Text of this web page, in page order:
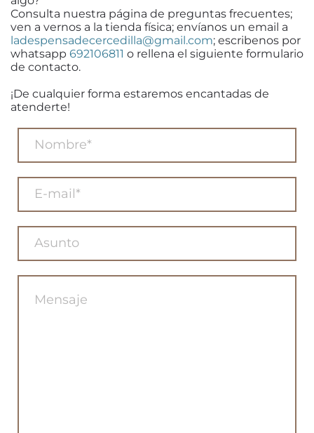
Consulta nuestra página de preguntas frecuentes;
ven a vernos a la tienda física; envíanos un email a
ladespensadecercedilla@gmail.com; escribenos por
whatsapp 692106811 o rellena el siguiente formulario
de contacto.
¡De cualquier forma estaremos encantadas de
atenderte!